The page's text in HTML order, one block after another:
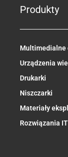
Produkty
Multimedialne
Urządzenia
Drukarki
Niszczarki
Materiały
Rozwiązania IT